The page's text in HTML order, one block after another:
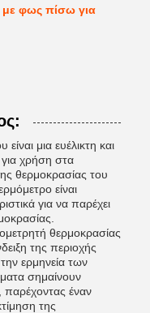
με φως πίσω για
μια ευέλικτη και
για χρήση στα
θερμοκρασίας του
είναι
για να παρέχει
θερμοκρασίας
της περιοχής
ερμηνεία των
σημαίνουν
παρέχοντας έναν
της